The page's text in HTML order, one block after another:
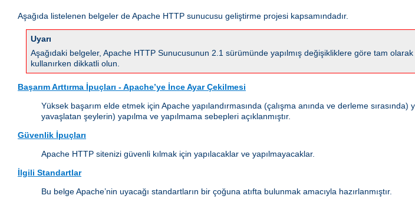
Aşağıda listelenen belgeler de Apache HTTP sunucusu geliştirme projesi kapsamındadır.
Uyarı
Aşağıdaki belgeler, Apache HTTP Sunucusunun 2.1 sürümünde yapılmış değişikliklere göre tam
kullanırken dikkatli olun.
Başarım Arttırma İpuçları - Apache’ye İnce Ayar Çekilmesi
Yüksek başarım elde etmek için Apache yapılandırmasında (çalışma anında ve derleme
yavaşlatan şeylerin) yapılma ve yapılmama sebepleri açıklanmıştır.
Güvenlik İpuçları
Apache HTTP sitenizi güvenli kılmak için yapılacaklar ve yapılmayacaklar.
İlgili Standartlar
Bu belge Apache’nin uyacağı standartların bir çoğuna atıfta bulunmak amacıyla hazırlanmıştır.